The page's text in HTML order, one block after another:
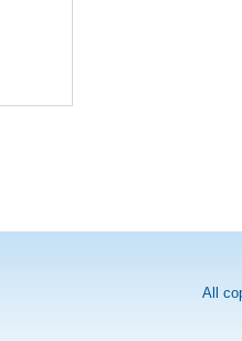
All